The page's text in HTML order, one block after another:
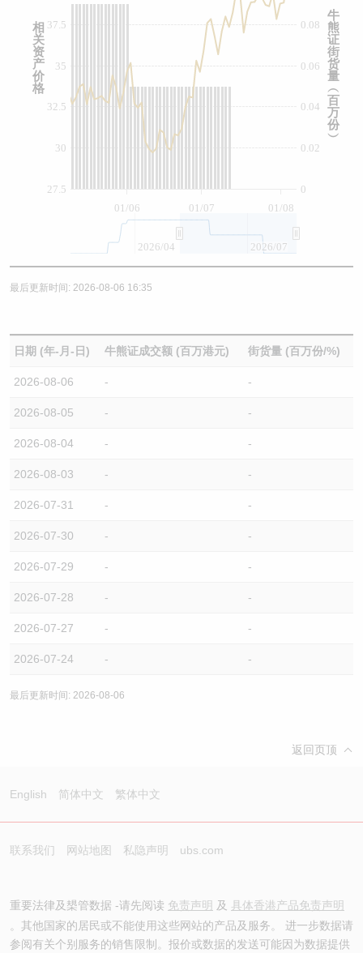
01/07
01/06 01/08
0
0.08
0.02
0.04
0.06
27.5
30
32.5
35
37.5
2026/04 2026/07
牛
熊
证
街
货
量
︵
百
万
份
︶
相
关
资
产
价
格
最后更新时间: 2026-08-06 16:35
日期 (年-月-日) 牛熊证成交额 (百万港元) 街货量 (百万份/%)
2026-08-06 - -
2026-08-05 - -
2026-08-04 - -
2026-08-03 - -
2026-07-31 - -
2026-07-30 - -
2026-07-29 - -
2026-07-28 - -
2026-07-27 - -
2026-07-24 - -
最后更新时间: 2026-08-06
返回页顶
English 简体中文 繁体中文
联系我们 网站地图 私隐声明 ubs.com
重要法律及槼管数据 -请先阅读 免责声明 及 具体香港产品免责声明
。其他国家的居民或不能使用这些网站的产品及服务。 进一步数据请
参阅有关个别服务的销售限制。报价或数据的发送可能因为数据提供
牛熊证文件及公告
牛熊证文件及公告 (瑞信)
收市竞价变化